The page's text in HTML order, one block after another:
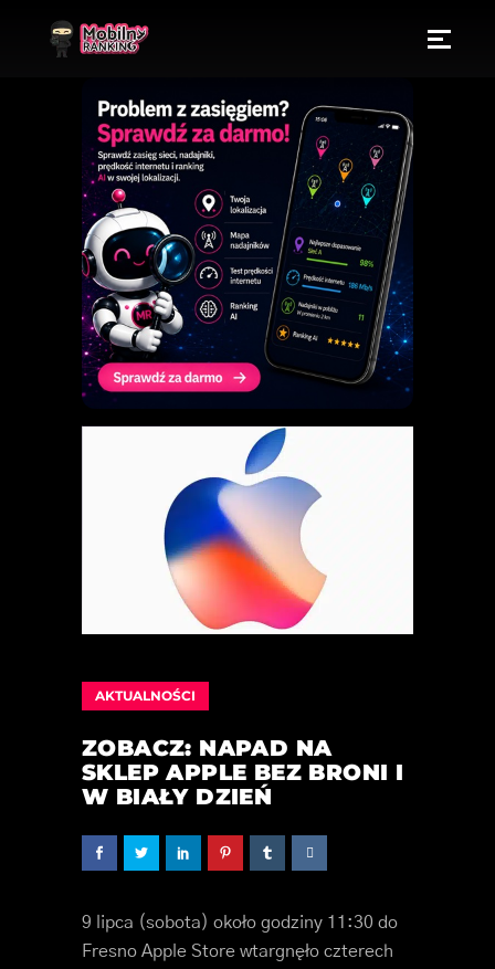
AKTUALNOŚCI
ZOBACZ: NAPAD NA
SKLEP APPLE BEZ BRONI I
W BIAŁY DZIEŃ
9 lipca (sobota) około godziny 11:30 do
Fresno Apple Store wtargnęło czterech